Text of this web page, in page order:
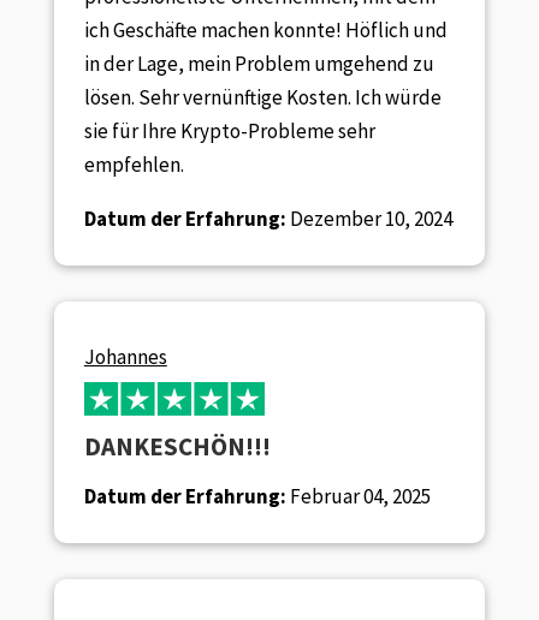
ich Geschäfte machen konnte! Höflich und
in der Lage, mein Problem umgehend zu
lösen. Sehr vernünftige Kosten. Ich würde
sie für Ihre Krypto-Probleme sehr
empfehlen.
Datum der Erfahrung: Dezember 10, 2024
Johannes
DANKESCHÖN!!!
Datum der Erfahrung: Februar 04, 2025